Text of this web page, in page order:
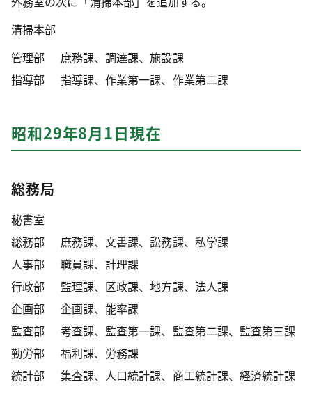
清掃本部
管理部
庶務課、調達課、施設課
指導部
指導課、作業第一課、作業第二課
昭和29年8月1日現在
総務局
秘書室
総務部
庶務課、文書課、訟務課、私学課
人事部
職員課、計理課
行政部
監理課、区政課、地方課、法人課
企画部
企画課、能率課
監査部
考査課、監査第一課、監査第二課、監査第三課
勤労部
福利課、労務課
統計部
集査課、人口統計課、商工統計課、経済統計課